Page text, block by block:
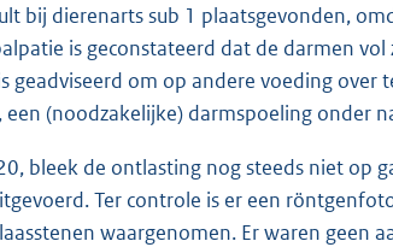
bij dierenarts sub 1 plaatsgevonden,
is geconstateerd dat de darmen
geadviseerd om op andere voeding over
(noodzakelijke) darmspoeling onder
bleek de ontlasting nog steeds niet op
Ter controle is er een
waargenomen. Er waren geen